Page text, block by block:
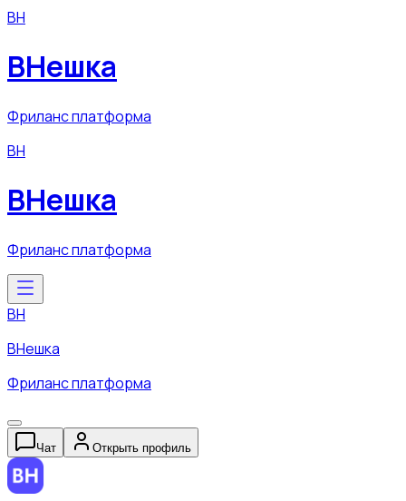
ВН
ВНешка
Фриланс платформа
ВН
ВНешка
Фриланс платформа
ВН
ВНешка
Фриланс платформа
Чат Открыть профиль